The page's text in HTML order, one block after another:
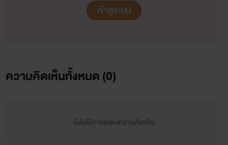
เข้าสู่ระบบ
ความคิดเห็นทั้งหมด (0)
ยังไม่มีการแสดงความคิดเห็น